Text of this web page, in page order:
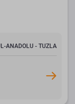
ANADOLU - TUZLA